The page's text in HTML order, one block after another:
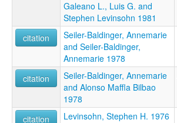
Galeano L., Luis G. and
Stephen Levinsohn 1981
citation
Seiler-Baldinger, Annemarie
and Seiler-Baldinger,
Annemarie 1978
citation
Seiler-Baldinger, Annemarie
and Alonso Maffla Bilbao
1978
citation Levinsohn, Stephen H. 1976